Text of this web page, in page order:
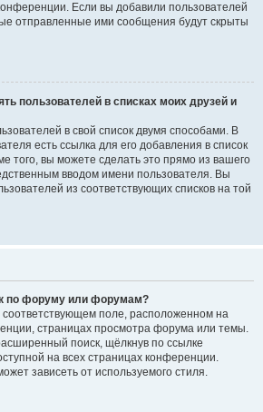
Если вы добавили пользователей
отправленные ими сообщения будут скрыты
пользователей в списках моих друзей и
в свой список двумя способами. В
есть ссылка для его добавления в список
того, вы можете сделать это прямо из вашего
вводом имени пользователя. Вы
из соответствующих списков на той
по форуму или форумам?
соответствующем поле, расположенном на
страницах просмотра форума или темы.
поиск, щёлкнув по ссылке
на всех страницах конференции.
зависеть от используемого стиля.